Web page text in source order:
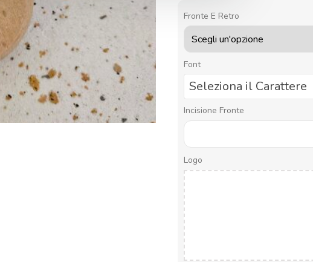
Fronte E Retro
Font
Seleziona il Carattere
Incisione Fronte
Logo